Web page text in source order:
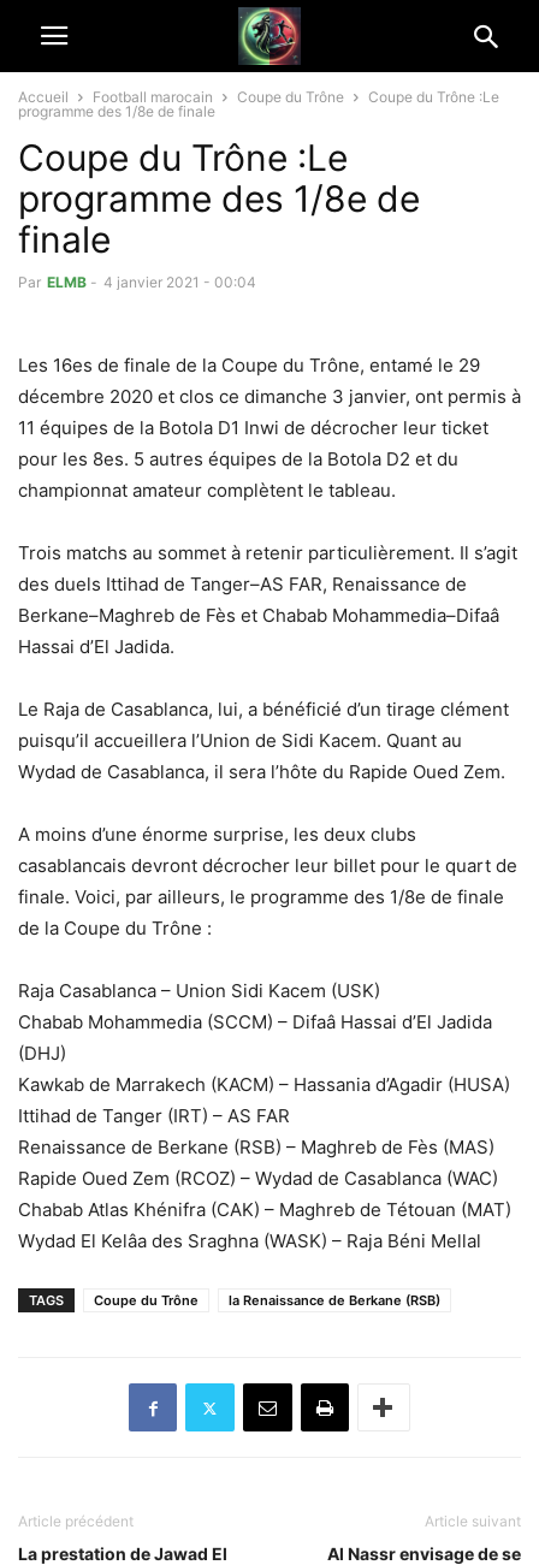
Accueil Football marocain Coupe du Trône
Coupe du Trône :Le
programme des 1/8e de finale
Coupe du Trône :Le
programme des 1/8e de
finale
Par ELMB - 4 janvier 2021 - 00:04
Les 16es de finale de la Coupe du Trône, entamé le 29
décembre 2020 et clos ce dimanche 3 janvier, ont permis à
11 équipes de la Botola D1 Inwi de décrocher leur ticket
pour les 8es. 5 autres équipes de la Botola D2 et du
championnat amateur complètent le tableau.
Trois matchs au sommet à retenir particulièrement. Il s’agit
des duels Ittihad de Tanger–AS FAR, Renaissance de
Berkane–Maghreb de Fès et Chabab Mohammedia–Difaâ
Hassai d’El Jadida.
Le Raja de Casablanca, lui, a bénéficié d’un tirage clément
puisqu’il accueillera l’Union de Sidi Kacem. Quant au
Wydad de Casablanca, il sera l’hôte du Rapide Oued Zem.
A moins d’une énorme surprise, les deux clubs
casablancais devront décrocher leur billet pour le quart de
finale. Voici, par ailleurs, le programme des 1/8e de finale
de la Coupe du Trône :
Raja Casablanca – Union Sidi Kacem (USK)
Chabab Mohammedia (SCCM) – Difaâ Hassai d’El Jadida
(DHJ)
Kawkab de Marrakech (KACM) – Hassania d’Agadir (HUSA)
Ittihad de Tanger (IRT) – AS FAR
Renaissance de Berkane (RSB) – Maghreb de Fès (MAS)
Rapide Oued Zem (RCOZ) – Wydad de Casablanca (WAC)
Chabab Atlas Khénifra (CAK) – Maghreb de Tétouan (MAT)
Wydad El Kelâa des Sraghna (WASK) – Raja Béni Mellal
TAGS Coupe du Trône la Renaissance de Berkane (RSB)
Article précédent
La prestation de Jawad El
Article suivant
Al Nassr envisage de se